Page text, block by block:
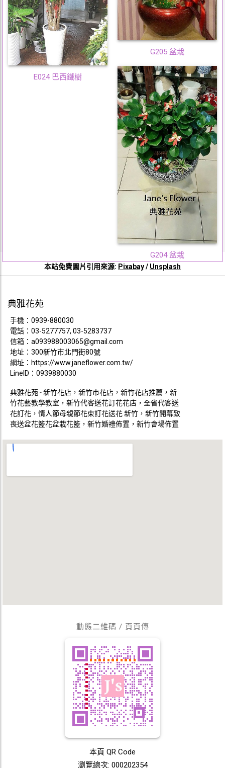
G205 盆栽
E024 巴西鐵樹
G204 盆栽
本站免費圖片引用來源: Pixabay/ Unsplash
典雅花苑
手機： 0939-880030
電話： 03-5277757, 03-5283737
信箱： a093988003065@gmail.com
地址：300新竹市北門街80號
網址： https://www.janeflower.com.tw/
LineID：0939880030
典雅花苑 - 新竹花店，新竹市花店，新竹花店推薦，新
竹花藝教學教室，新竹代客送花訂花花店，全省代客送
花訂花，情人節母親節花束訂花送花 新竹，新竹開幕致
喪送盆花籃花盆栽花籃，新竹婚禮佈置，新竹會場佈置
動態二維碼 / 頁頁傳
本頁 QR Code
瀏覽總次: 000202354